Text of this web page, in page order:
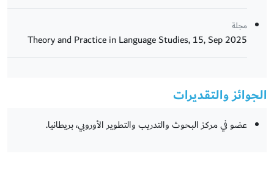
مجلة
Theory and Practice in Language Studies, 15, Sep 2025
الجوائز والتقديرات
عضو في مركز البحوث والتدريب والتطوير الأوروبي، بريطانيا.